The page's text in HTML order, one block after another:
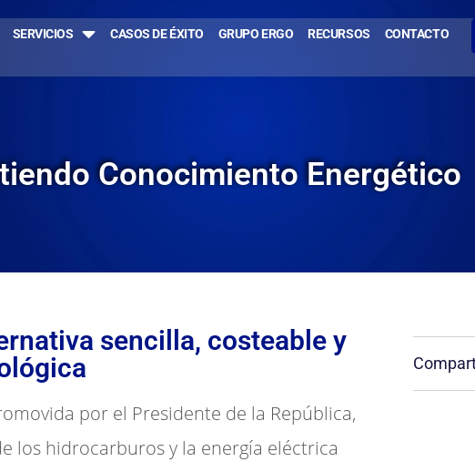
SERVICIOS CASOS DE ÉXITO GRUPO ERGO RECURSOS CONTACTO
Conocimiento Energético
sencilla, costeable y
por el Presidente de la República,
los hidrocarburos y la energía eléctrica